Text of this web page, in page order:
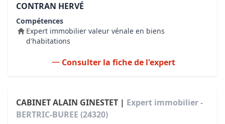
CONTRAN HERVÉ
Compétences
Expert immobilier valeur vénale en biens
d'habitations
Consulter la fiche de l'expert
CABINET ALAIN GINESTET | Expert immobilier -
BERTRIC-BUREE (24320)